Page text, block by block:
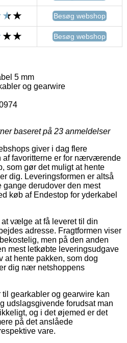
Besøg webshop
Besøg webshop
5 mm
og gearwire
baseret på 23 anmeldelser
giver i dag flere
af favoritterne er for nærværende
som gør det muligt at hente
dig. Leveringsformen er altså
derudover den mest
køb af Endestop for yderkabel
vælge at få leveret til din
adresse. Fragtformen viser
men på den anden
mest letkøbte leveringsudgave
hente pakken, som dog
dig nær netshoppens
gearkabler og gearwire kan
udslagsgivende forudsat man
og i det øjemed er det
på det anslåede
vare.